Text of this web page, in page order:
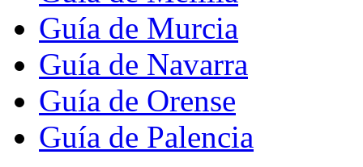
Guía de Murcia
Guía de Navarra
Guía de Orense
Guía de Palencia